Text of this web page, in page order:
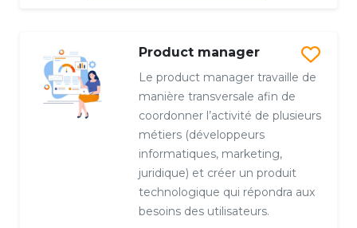
Product manager
Le product manager travaille de
manière transversale afin de
coordonner l’activité de plusieurs
métiers (développeurs
informatiques, marketing,
juridique) et créer un produit
technologique qui répondra aux
besoins des utilisateurs.